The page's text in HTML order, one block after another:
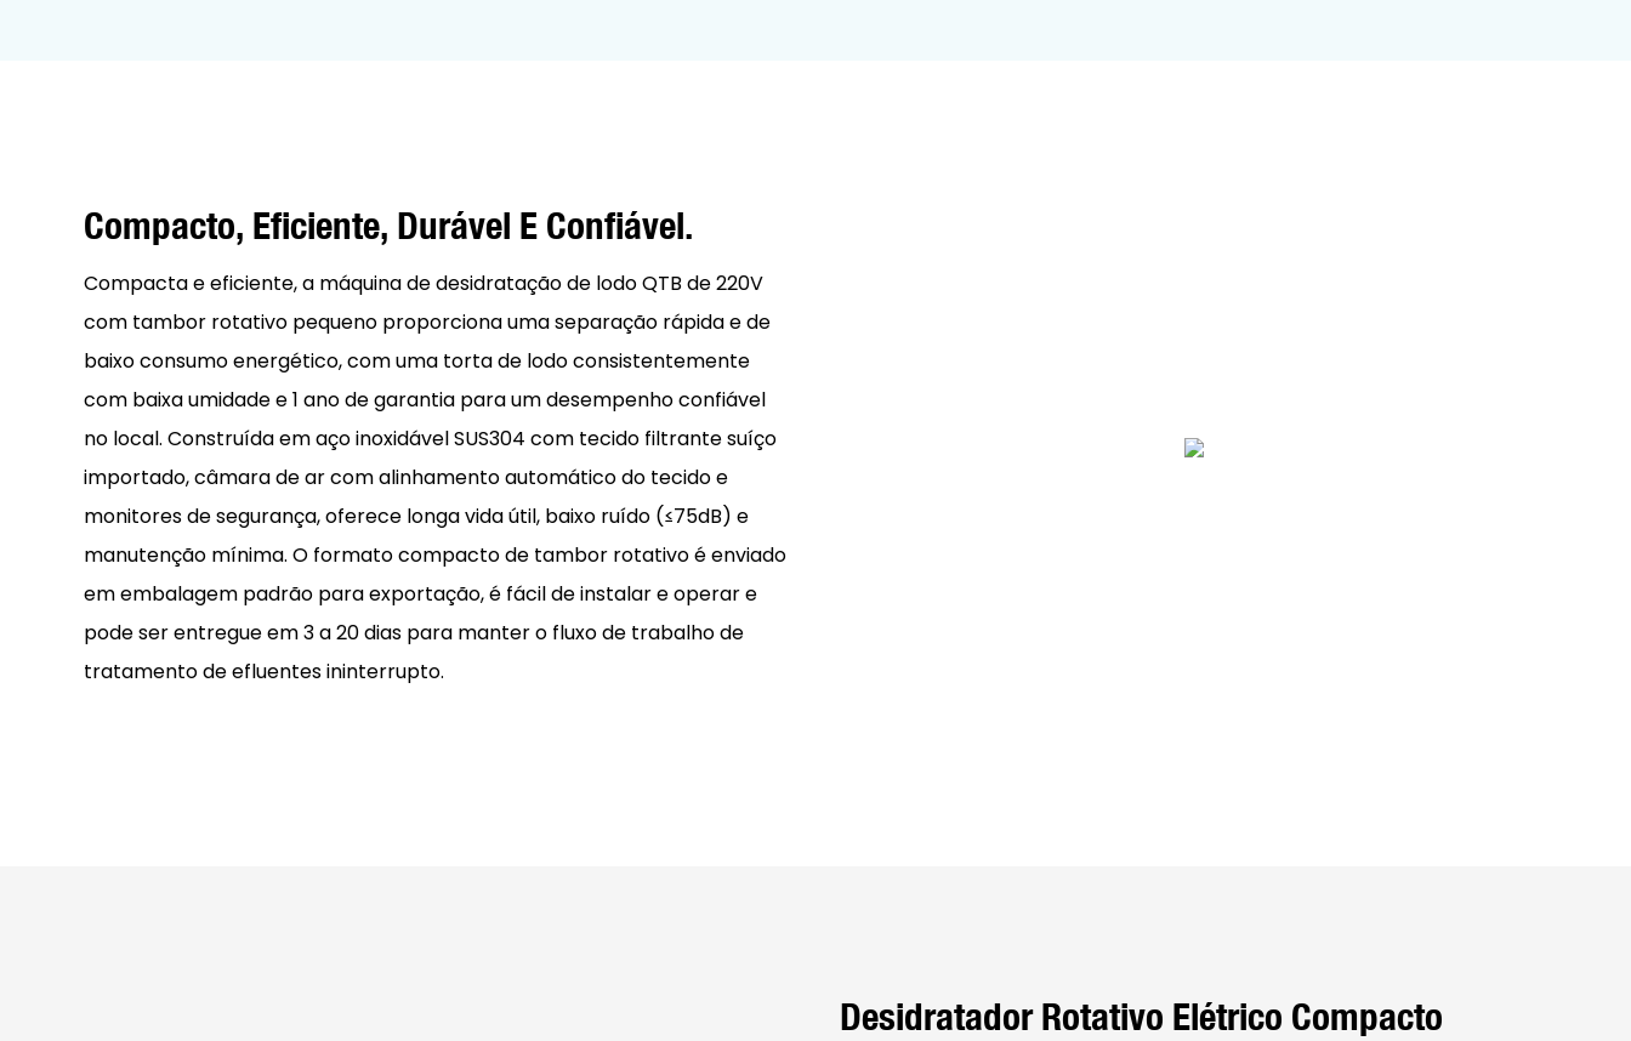
Compacto, Eficiente, Durável E Confiável.
Compacta e eficiente, a máquina de desidratação de lodo QTB de 220V
com tambor rotativo pequeno proporciona uma separação rápida e de
baixo consumo energético, com uma torta de lodo consistentemente
com baixa umidade e 1 ano de garantia para um desempenho confiável
no local. Construída em aço inoxidável SUS304 com tecido filtrante suíço
importado, câmara de ar com alinhamento automático do tecido e
monitores de segurança, oferece longa vida útil, baixo ruído (≤75dB) e
manutenção mínima. O formato compacto de tambor rotativo é enviado
em embalagem padrão para exportação, é fácil de instalar e operar e
pode ser entregue em 3 a 20 dias para manter o fluxo de trabalho de
tratamento de efluentes ininterrupto.
Desidratador Rotativo Elétrico Compacto